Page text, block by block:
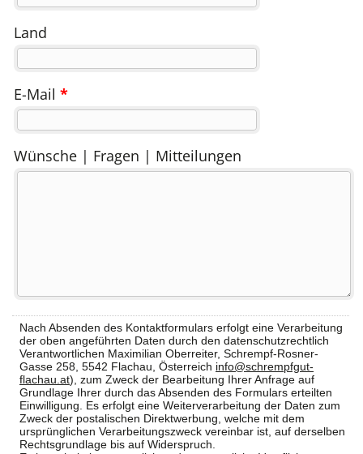
Land
E-Mail *
Wünsche | Fragen | Mitteilungen
Nach Absenden des Kontaktformulars erfolgt eine Verarbeitung
der oben angeführten Daten durch den datenschutzrechtlich
Verantwortlichen Maximilian Oberreiter, Schrempf-Rosner-
Gasse 258, 5542 Flachau, Österreich info@schrempfgut-
flachau.at), zum Zweck der Bearbeitung Ihrer Anfrage auf
Grundlage Ihrer durch das Absenden des Formulars erteilten
Einwilligung. Es erfolgt eine Weiterverarbeitung der Daten zum
Zweck der postalischen Direktwerbung, welche mit dem
ursprünglichen Verarbeitungszweck vereinbar ist, auf derselben
Rechtsgrundlage bis auf Widerspruch.